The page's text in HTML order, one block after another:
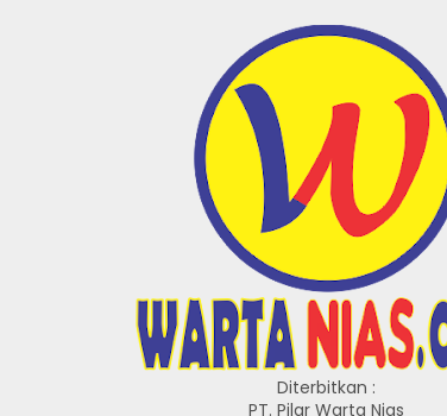
Diterbitkan :
PT. Pilar Warta Nias